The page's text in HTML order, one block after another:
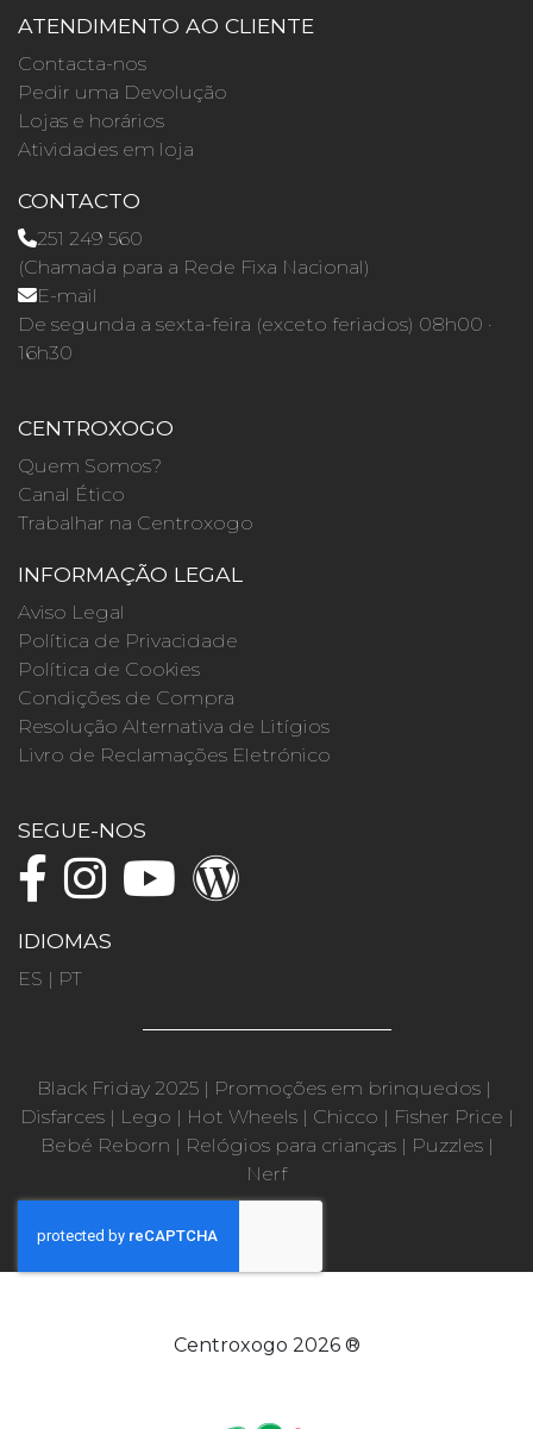
ATENDIMENTO AO CLIENTE
Contacta-nos
Pedir uma Devolução
Lojas e horários
Atividades em loja
CONTACTO
251 249 560
(Chamada para a Rede Fixa Nacional)
E-mail
De segunda a sexta-feira (exceto feriados) 08h00 ·
16h30
CENTROXOGO
Quem Somos?
Canal Ético
Trabalhar na Centroxogo
INFORMAÇÃO LEGAL
Aviso Legal
Política de Privacidade
Política de Cookies
Condições de Compra
Resolução Alternativa de Litígios
Livro de Reclamações Eletrónico
SEGUE-NOS
IDIOMAS
ES | PT
Black Friday 2025 | Promoções em brinquedos |
Disfarces| Lego | Hot Wheels| Chicco | Fisher Price |
Bebé Reborn | Relógios para crianças| Puzzles|
Nerf
Centroxogo 2026 ®